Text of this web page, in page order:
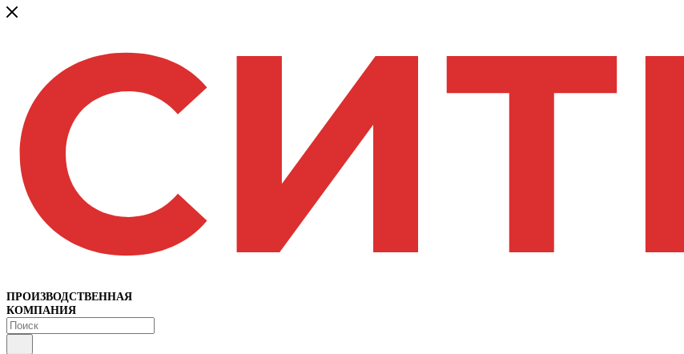
ПРОИЗВОДСТВЕННАЯ
КОМПАНИЯ